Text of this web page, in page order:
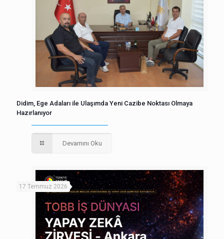
Didim, Ege Adaları ile Ulaşımda Yeni Cazibe Noktası Olmaya
Hazırlanıyor
Devamını Oku
17 Temmuz 2026